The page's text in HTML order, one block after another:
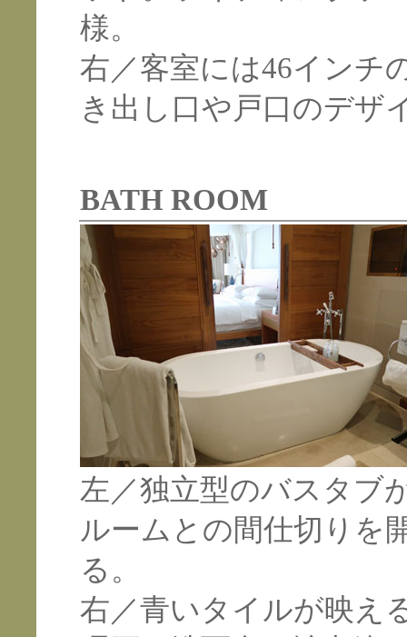
様。
右／客室には46インチ
き出し口や戸口のデザ
BATH ROOM
左／独立型のバスタブ
ルームとの間仕切りを
る。
右／青いタイルが映え